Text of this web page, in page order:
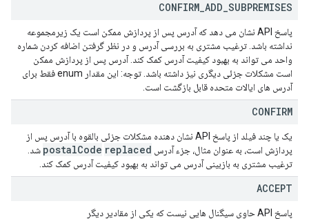
CONFIRM ADD SUBPREMISES
پاسخ API نشان می دهد که آدرس پس از پردازش ممکن است یک زیرمجموعه
نداشته باشد. ترغیب مشتری به بررسی آدرس و در نظر گرفتن اضافه کردن شماره
واحد می تواند به بهبود کیفیت آدرس کمک کند. آدرس پس از پردازش ممکن
است مشکلات جزئی دیگری نیز داشته باشد. توجه: این مقدار enum فقط برای
آدرس های ایالات متحده قابل بازگشت است.
CONFIRM
یک یا چند فیلد از پاسخ API نشان دهنده مشکلات جزئی بالقوه با آدرس پس از
پردازش است، به عنوان مثال، جزء آدرس
postalCode replaced
شد.
ترغیب مشتری به بازبینی آدرس می تواند به بهبود کیفیت آدرس کمک کند.
ACCEPT
پاسخ API حاوی سیگنال هایی نیست که یکی از مقادیر دیگر